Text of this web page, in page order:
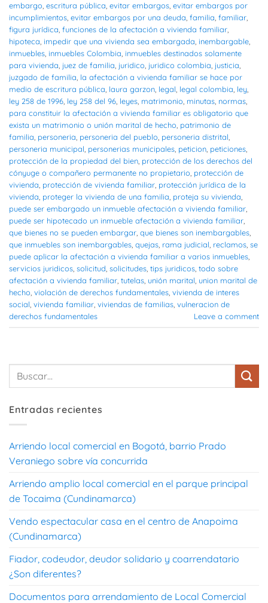
embargo, escritura pública, evitar embargos, evitar embargos por
incumplimientos, evitar embargos por una deuda, familia, familiar,
figura jurídica, funciones de la afectación a vivienda familiar,
hipoteca, impedir que una vivienda sea embargada, inembargable,
inmuebles, inmuebles Colombia, inmuebles destinados solamente
para vivienda, juez de familia, juridico, juridico colombia, justicia,
juzgado de familia, la afectación a vivienda familiar se hace por
medio de escritura pública, laura garzon, legal, legal colombia, ley,
ley 258 de 1996, ley 258 del 96, leyes, matrimonio, minutas, normas,
para constituir la afectación a vivienda familiar es obligatorio que
exista un matrimonio o unión marital de hecho, patrimonio de
familia, personeria, personeria del pueblo, personeria distrital,
personeria municipal, personerias municipales, peticion, peticiones,
protección de la propiedad del bien, protección de los derechos del
cónyuge o compañero permanente no propietario, protección de
vivienda, protección de vivienda familiar, protección jurídica de la
vivienda, proteger la vivienda de una familia, proteja su vivienda,
puede ser embargado un inmueble afectación a vivienda familiar,
puede ser hipotecado un inmueble afectación a vivienda familiar,
que bienes no se pueden embargar, que bienes son inembargables,
que inmuebles son inembargables, quejas, rama judicial, reclamos, se
puede aplicar la afectación a vivienda familiar a varios inmuebles,
servicios juridicos, solicitud, solicitudes, tips juridicos, todo sobre
afectación a vivienda familiar, tutelas, unión marital, union marital de
hecho, violación de derechos fundamentales, vivienda de interes
social, vivienda familiar, viviendas de familias, vulneracion de
derechos fundamentales
Leave a comment
Entradas recientes
Arriendo local comercial en Bogotá, barrio Prado
Veraniego sobre vía concurrida
Arriendo amplio local comercial en el parque principal
de Tocaima (Cundinamarca)
Vendo espectacular casa en el centro de Anapoima
(Cundinamarca)
Fiador, codeudor, deudor solidario y coarrendatario
¿Son diferentes?
Documentos para arrendamiento de Local Comercial